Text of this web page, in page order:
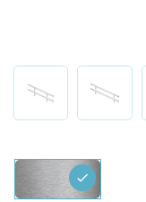
Nerez
check